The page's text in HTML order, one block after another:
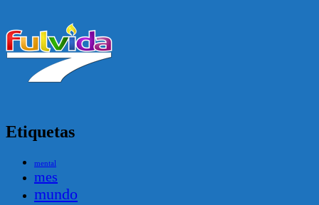
Etiquetas
mental
mes
mundo